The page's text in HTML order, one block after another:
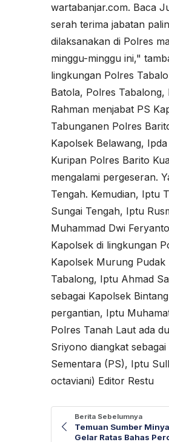
wartabanjar.com. Baca
serah terima jabatan
dilaksanakan di Polres
minggu-minggu ini,"
lingkungan Polres
Batola, Polres
Rahman menjabat PS
Tabunganen Polres
Kapolsek Belawang,
Kuripan Polres Barito
mengalami pergeseran.
Tengah. Kemudian, Iptu
Sungai Tengah, Iptu
Muhammad Dwi
Kapolsek di lingkungan
Kapolsek Murung
Tabalong, Iptu Ahmad
sebagai Kapolsek
pergantian, Iptu
Polres Tanah Laut ada
Sriyono diangkat
Sementara (PS), Iptu
octaviani) Editor Restu
Berita Sebelumnya
Temuan Sumber
Gelar Ratas Bahas